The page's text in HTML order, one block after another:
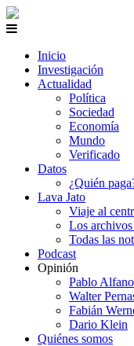
Inicio
Investigación
Actualidad
Política
Sociedad
Economía
Mundo
Verificado
Datos
¿Quién
Lava Jato
Viaje al
Los
Todas las
Podcast
Opinión
Pablo Alfano
Walter
Fabián
Dario Klein
Quiénes somos